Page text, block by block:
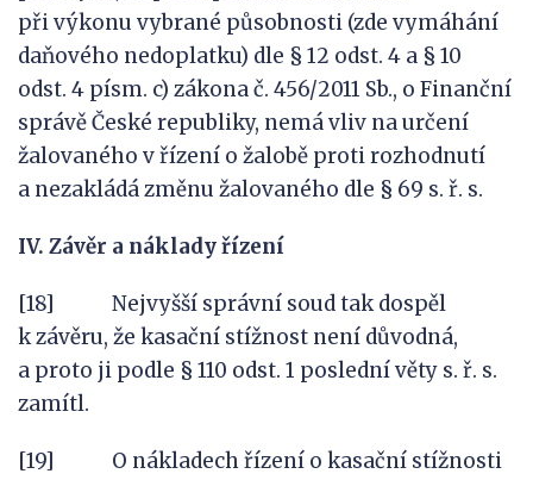
při výkonu vybrané působnosti (zde vymáhání
daňového nedoplatku) dle § 12 odst. 4 a § 10
odst. 4 písm. c) zákona č. 456/2011 Sb., o Finanční
správě České republiky, nemá vliv na určení
žalovaného v řízení o žalobě proti rozhodnutí
a nezakládá změnu žalovaného dle § 69 s. ř. s.
IV. Závěr a náklady řízení
[18] Nejvyšší správní soud tak dospěl
k závěru, že kasační stížnost není důvodná,
a proto ji podle § 110 odst. 1 poslední věty s. ř. s.
zamítl.
[19] O nákladech řízení o kasační stížnosti